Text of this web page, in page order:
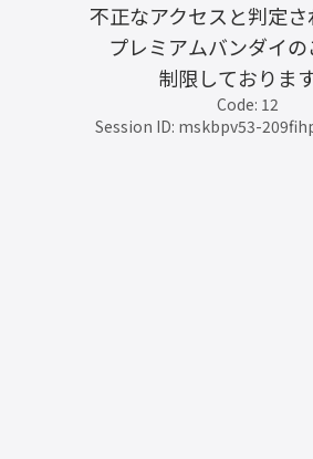
不正なアクセスと判定さ
プレミアムバンダイ
制限しております
Code: 12
Session ID: mskbpv53-